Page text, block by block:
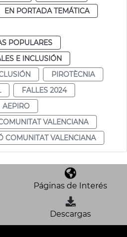
EN PORTADA TEMÁTICA
POPULARES
E INCLUSIÓN
PIROTÈCNIA
FALLES 2024
AEPIRO
VALENCIANA
COMUNITAT VALENCIANA
Páginas de Interés
Descargas